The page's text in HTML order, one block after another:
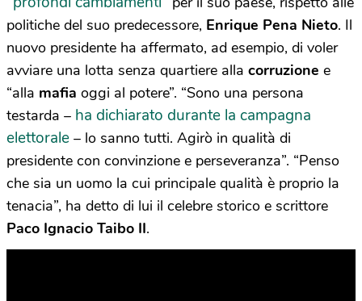
politiche del suo predecessore, Enrique Pena Nieto. Il
nuovo presidente ha affermato, ad esempio, di voler
avviare una lotta senza quartiere alla corruzione e
“alla mafia oggi al potere”. “Sono una persona
testarda – ha dichiarato durante la campagna
elettorale – lo sanno tutti. Agirò in qualità di
presidente con convinzione e perseveranza”. “Penso
che sia un uomo la cui principale qualità è proprio la
tenacia”, ha detto di lui il celebre storico e scrittore
Paco Ignacio Taibo II.